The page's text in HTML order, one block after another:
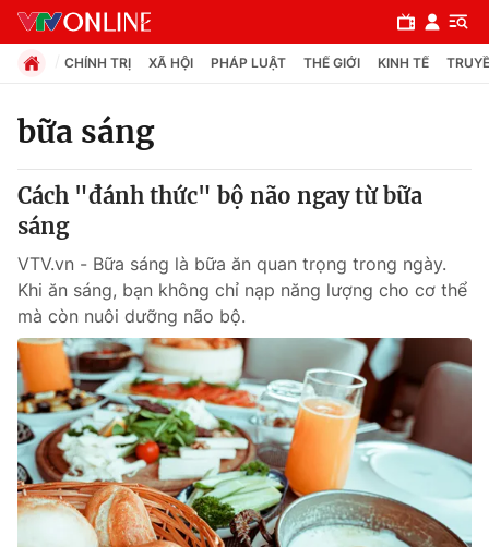
Chuyên mục
Chính trị
Xã hội
Pháp luật
Y tế
Thế giới
Tin tức
Kinh tế
CHÍNH TRỊ XÃ HỘI PHÁP LUẬT THẾ GIỚI KINH TẾ
bữa sáng
Cách "đánh thức" bộ não ngay từ bữa
sáng
VTV.vn - Bữa sáng là bữa ăn quan trọng trong ngày.
Khi ăn sáng, bạn không chỉ nạp năng lượng cho cơ thể
mà còn nuôi dưỡng não bộ.